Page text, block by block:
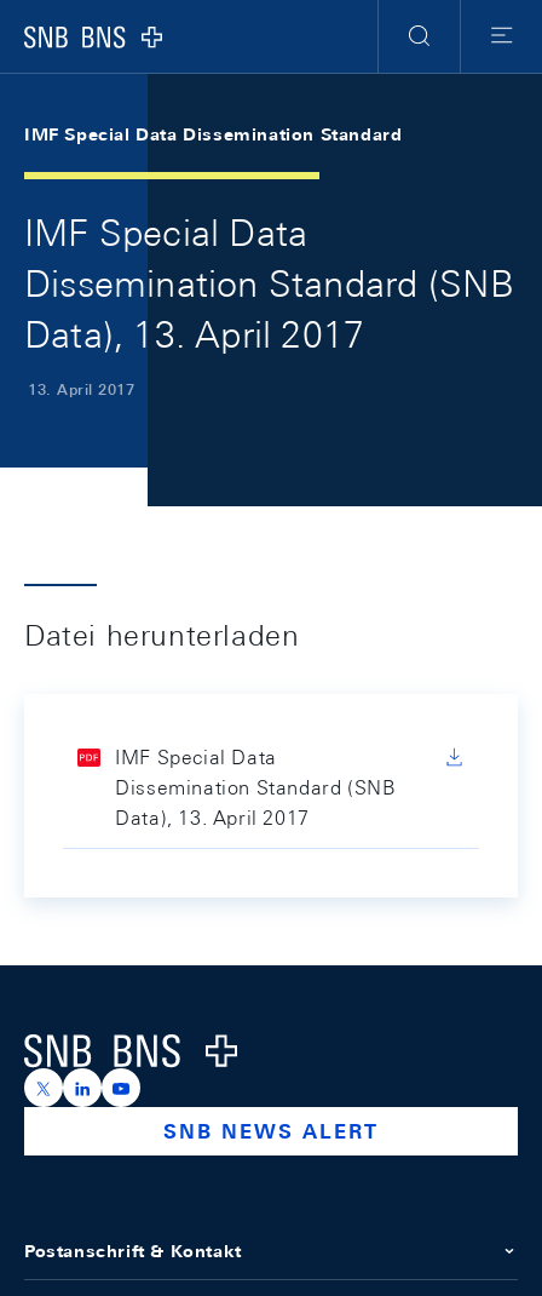
Logo
Suche
Menu
IMF Special Data Dissemination Standard
IMF Special Data
Dissemination Standard (SNB
Data), 13. April 2017
13. April 2017
Datei herunterladen
IMF Special Data
Dissemination Standard (SNB
Data), 13. April 2017
Logo
https://x.com/snb_bns
https://ch.linkedin.com/company/swiss-national-
https://www.youtube.com/@swissnationalbank
SNB NEWS ALERT
Postanschrift & Kontakt